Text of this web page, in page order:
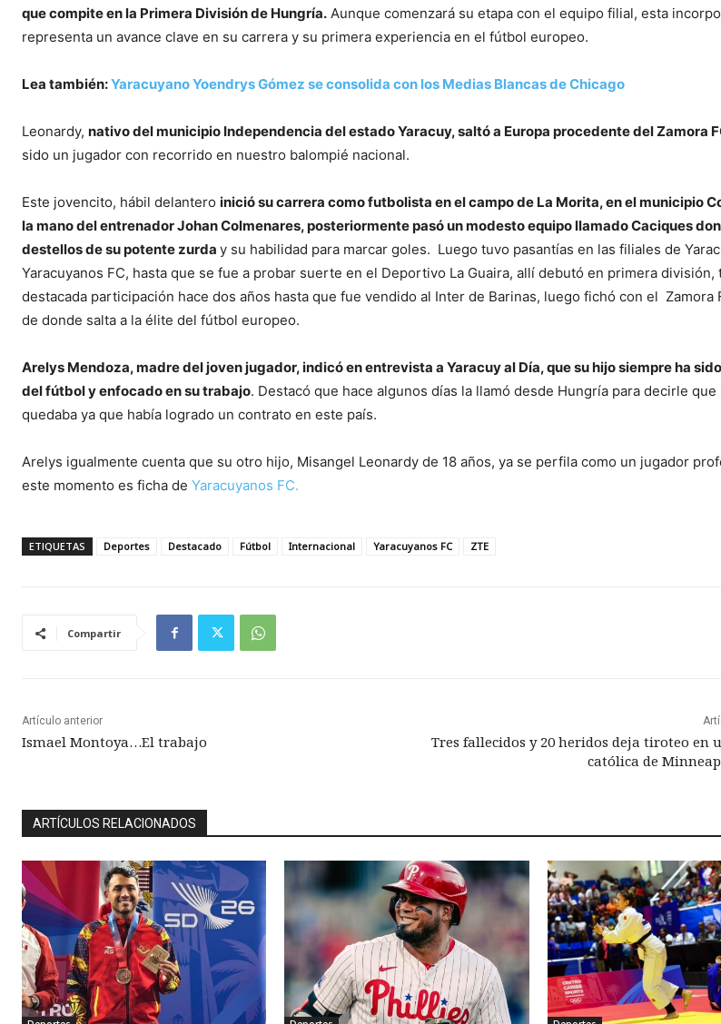
que compite en la Primera División de Hungría. Aunque comenzará su etapa con el equipo filial, esta
representa un avance clave en su carrera y su primera experiencia en el fútbol europeo.
Lea también:Yaracuyano Yoendrys Gómez se consolida con los Medias Blancas de Chicago
Leonardy, nativo del municipio Independencia del estado Yaracuy, saltó a Europa procedente del Zamora
sido un jugador con recorrido en nuestro balompié nacional.
Este jovencito, hábil delantero inició su carrera como futbolista en el campo de La Morita, en el municipio
la mano del entrenador Johan Colmenares, posteriormente pasó un modesto equipo llamado Caciques
destellos de su potente zurda y su habilidad para marcar goles. Luego tuvo pasantías en las filiales de
Yaracuyanos FC, hasta que se fue a probar suerte en el Deportivo La Guaira, allí debutó en primera división,
destacada participación hace dos años hasta que fue vendido al Inter de Barinas, luego fichó con el Zamora
de donde salta a la élite del fútbol europeo.
Arelys Mendoza, madre del joven jugador, indicó en entrevista a Yaracuy al Día, que su hijo siempre ha
del fútbol y enfocado en su trabajo. Destacó que hace algunos días la llamó desde Hungría para decirle que
quedaba ya que había logrado un contrato en este país.
Arelys igualmente cuenta que su otro hijo, Misangel Leonardy de 18 años, ya se perfila como un jugador
este momento es ficha de Yaracuyanos FC.
ETIQUETAS Deportes Destacado Fútbol Internacional Yaracuyanos FC ZTE
Compartir
Artículo anterior
Ismael Montoya…El trabajo
Tres fallecidos y 20 heridos deja tiroteo en
católica de
ARTÍCULOS RELACIONADOS